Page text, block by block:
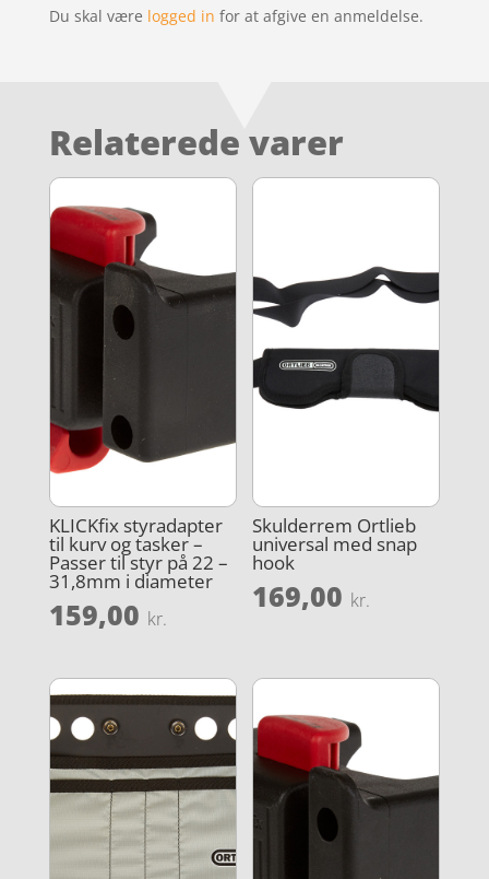
Du skal være logged in for at afgive en anmeldelse.
Relaterede varer
KLICKfix styradapter
til kurv og tasker –
Passer til styr på 22 –
31,8mm i diameter
159,00 kr.
Skulderrem Ortlieb
universal med snap
hook
169,00 kr.